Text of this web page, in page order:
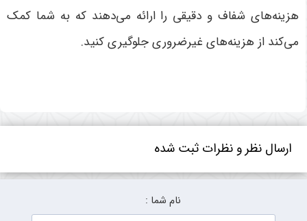
هزینه‌های شفاف و دقیقی را ارائه می‌دهند که به شما کمک
می‌کند از هزینه‌های غیرضروری جلوگیری کنید.
ارسال نظر و نظرات ثبت شده
نام شما :